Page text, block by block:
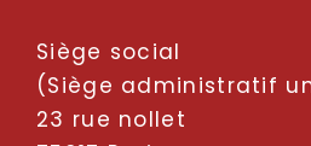
Siège social
(Siège administratif
23 rue nollet